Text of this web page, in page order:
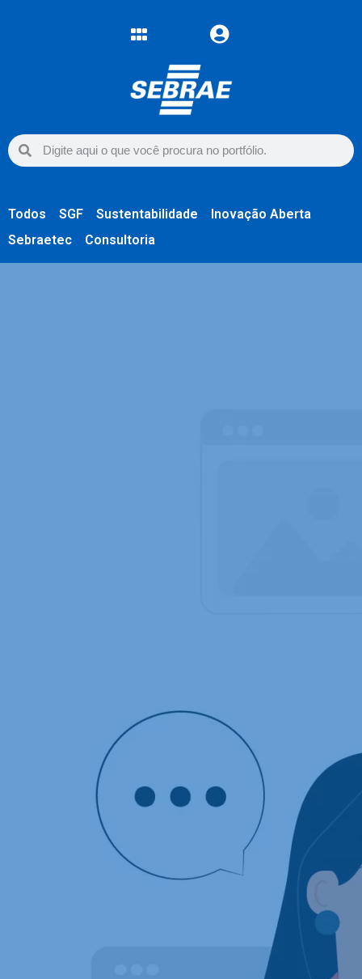
Todos SGF Sustentabilidade
Inovação Aberta
Sebraetec
Consultoria